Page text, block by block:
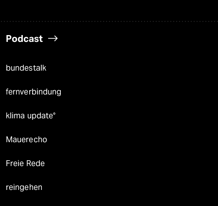
Podcast
bundestalk
fernverbindung
klima update°
Mauerecho
Freie Rede
reingehen